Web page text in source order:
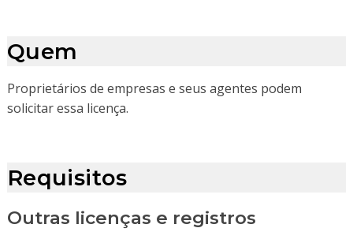
Quem
Proprietários de empresas e seus agentes podem
solicitar essa licença.
Requisitos
Outras licenças e registros